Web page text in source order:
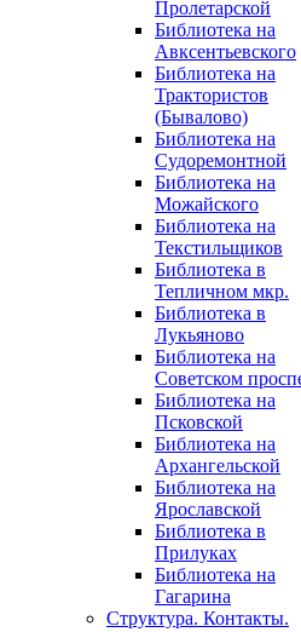
Пролетарской
Библиотека на
Авксентьевского
Библиотека на
Трактористов
(Бывалово)
Библиотека на
Судоремонтной
Библиотека на
Можайского
Библиотека на
Текстильщиков
Библиотека в
Тепличном мкр.
Библиотека в
Лукьяново
Библиотека на
Советском
Библиотека на
Псковской
Библиотека на
Архангельской
Библиотека на
Ярославской
Библиотека в
Прилуках
Библиотека на
Гагарина
Структура. Контакты.